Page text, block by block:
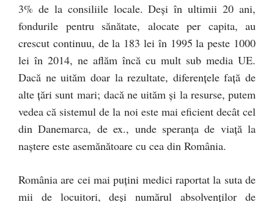
3% de la consiliile locale. Deși în ultimii 20 ani,
fondurile pentru sănătate, alocate per capita, au
crescut continuu, de la 183 lei în 1995 la peste 1000
lei în 2014, ne aflăm încă cu mult sub media UE.
Dacă ne uităm doar la rezultate, diferențele față de
alte țări sunt mari; dacă ne uităm și la resurse, putem
vedea că sistemul de la noi este mai eficient decât cel
din Danemarca, de ex., unde speranța de viață la
naștere este asemănătoare cu cea din România.
România are cei mai puțini medici raportat la suta de
mii de locuitori, deși numărul absolvenților de